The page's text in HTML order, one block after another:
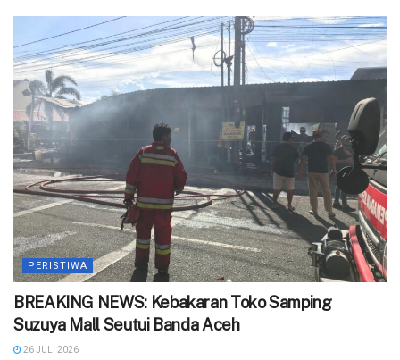
PERISTIWA
BREAKING NEWS: Kebakaran Toko Samping
Suzuya Mall Seutui Banda Aceh
26 JULI 2026